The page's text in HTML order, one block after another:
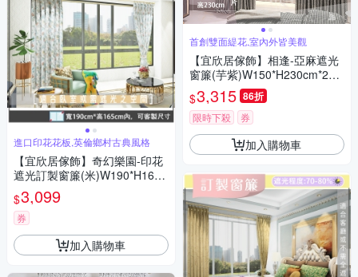
進口印花花板,英倫鄉村古典風格
【宜欣居傢飾】奇幻樂園-印花
遮光訂製窗簾(米)W190*H165c
m以內(可指定尺寸)*2片/台灣製
$3,099
券
加入購物車
首創雙面緹花,室內外皆美觀
【宜欣居傢飾】相逢-亞麻遮光
窗簾(芋紫)W150*H230cm*2片/
遮光/摺景/半腰/窗簾/台灣製MI
T
$3,315 86折
限時下殺 券
加入購物車